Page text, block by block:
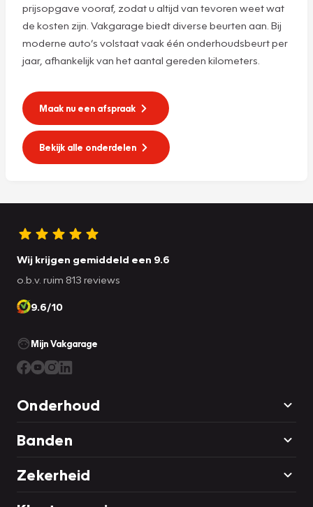
prijsopgave vooraf, zodat u altijd van tevoren weet wat
de kosten zijn. Vakgarage biedt diverse beurten aan. Bij
moderne auto’s volstaat vaak één onderhoudsbeurt per
jaar, afhankelijk van het aantal gereden kilometers.
Maak nu een afspraak
Bekijk alle onderdelen
Wij krijgen gemiddeld een 9.6
o.b.v. ruim 813 reviews
9.6/10
Mijn Vakgarage
Onderhoud
Banden
Zekerheid